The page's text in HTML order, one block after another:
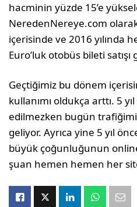
hacminin yüzde 15’e
NeredenNereye.com
içerisinde ve 2016 yılında
Euro’luk otobüs bileti
Geçtiğimiz bu dönem
kullanımı oldukça arttı. 5
edilmezken bugün
geliyor. Ayrıca yine 5 yıl
büyük çoğunluğunun
şuan hemen hemen her